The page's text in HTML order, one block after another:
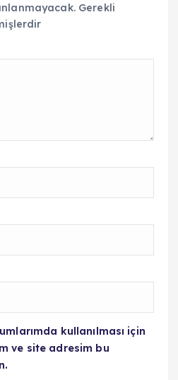
Gerekli
kullanılması için
ve site adresim bu